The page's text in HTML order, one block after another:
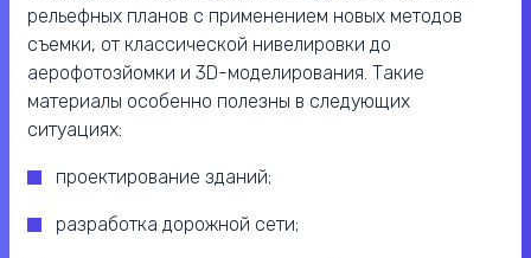
рельефных планов с применением новых методов
съемки, от классической нивелировки до
аерофотозйомки и 3D-моделирования. Такие
материалы особенно полезны в следующих
ситуациях:
проектирование зданий;
разработка дорожной сети;